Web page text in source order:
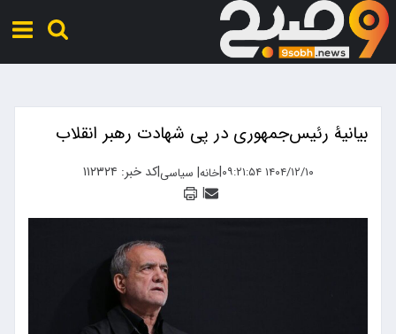
بیانیۀ رئیس‌جمهوری در پی شهادت رهبر انقلاب
۱۴۰۴/۱۲/۱۰ ۰۹:۲۱:۵۴ |خانه| سیاسی|کد خبر: ۱۱۲۳۲۴
|